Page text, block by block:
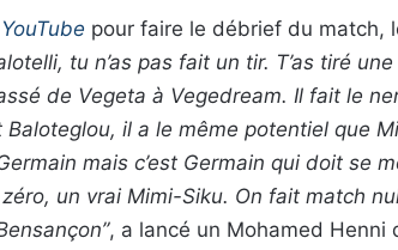
YouTube pour faire le débrief du match,
tu n’as pas fait un tir. T’as tiré
de Vegeta à Vegedream. Il fait le
il a le même potentiel que
mais c’est Germain qui doit se
un vrai Mimi-Siku. On fait match
, a lancé un Mohamed Henni